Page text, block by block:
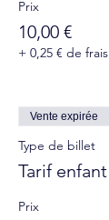
Prix
10,00 €
+ 0,25 € de
Vente expirée
Type de billet
Tarif enfant
Prix